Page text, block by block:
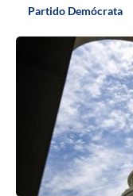
Partido Demócrata